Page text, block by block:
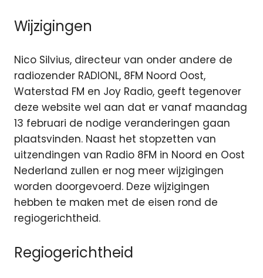
Wijzigingen
Nico Silvius, directeur van onder andere de
radiozender RADIONL, 8FM Noord Oost,
Waterstad FM en Joy Radio, geeft tegenover
deze website wel aan dat er vanaf maandag
13 februari de nodige veranderingen gaan
plaatsvinden. Naast het stopzetten van
uitzendingen van Radio 8FM in Noord en Oost
Nederland zullen er nog meer wijzigingen
worden doorgevoerd. Deze wijzigingen
hebben te maken met de eisen rond de
regiogerichtheid.
Regiogerichtheid